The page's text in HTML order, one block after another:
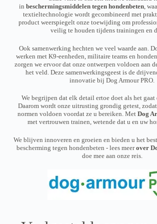
p
a
g
p
a
g
e
s
m
a
y
c
h
o
s
o
n
t
h
p
r
c
t
s
m
a
y
b
c
h
o
s
e
o
n
t
h
p
r
o
c
t
r
o
u
g
3
3
9
,
9
l
t
i
v
a
r
i
t
s
.
T
e
o
o
n
y
l
t
i
p
l
v
a
r
i
a
t
s
.
T
e
o
p
o
n
in beschermingsmiddelen tegen hondenbeten,
textieltechnologie wordt gecombineerd met
product weerspiegelt onze toewijding om
veilig te houden tijdens trainingen en
Ook samenwerking hechten we veel waarde aan.
werken met K9-eenheden, militaire teams en
zorgen we ervoor dat onze ontwerpen voldoen aan
het veld. Deze samenwerkingsgeest is de
innovatie bij Dog Armour PRO.
We begrijpen dat elk detail ertoe doet als het gaat
Daarom wordt onze uitrusting grondig getest,
normen voldoen voordat ze u bereiken. Met Dog
met vertrouwen trainen, wetende dat u en uw
We blijven innoveren en groeien en bieden u het
bescherming tegen hondenbeten - lees meerover
doe mee aan onze reis.